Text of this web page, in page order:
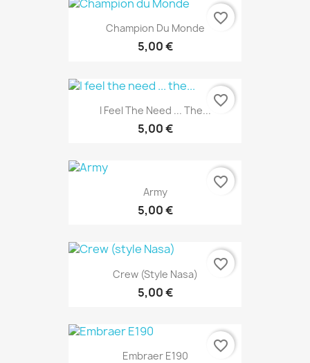
Champion Du Monde
5,00 €
favorite_border
I Feel The Need ... The...
5,00 €
favorite_border
Army
5,00 €
favorite_border
Crew (style Nasa)
5,00 €
favorite_border
Embraer E190
favorite_border